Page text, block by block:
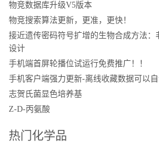
物竞数据库升级V5版本
物竞搜索算法更新，更准，更快！
接近遗传密码符号扩增的生物合成方法
设计
手机端首屏轮播位试运行免费推广！！
手机客户端强力更新-离线收藏数据可以自
志贺氏菌显色培养基
Z-D-丙氨酸
热门化学品